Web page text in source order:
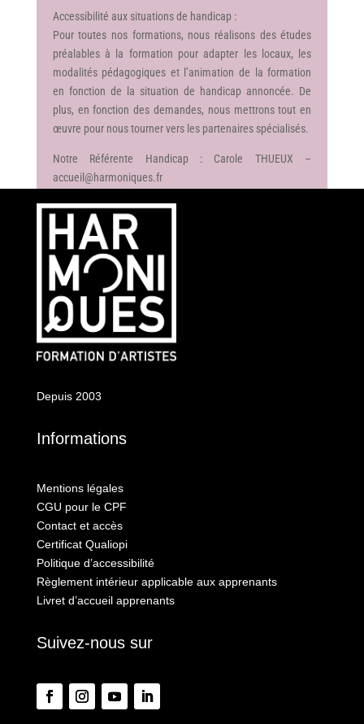
Accessibilité aux situations de handicap :
Pour toutes nos formations, nous réalisons des études
préalables à la formation pour adapter les locaux, les
modalités pédagogiques et l’animation de la formation
en fonction de la situation de handicap annoncée. De
plus, en fonction des demandes, nous mettrons tout en
œuvre pour nous tourner vers les partenaires spécialisés.
Notre Référente Handicap : Carole THUEUX –
accueil@harmoniques.fr
Depuis 2003
Informations
Mentions légales
CGU pour le CPF
Contact et accès
Certificat Qualiopi
Politique d’accessibilité
Règlement intérieur applicable aux apprenants
Livret d’accueil apprenants
Suivez-nous sur